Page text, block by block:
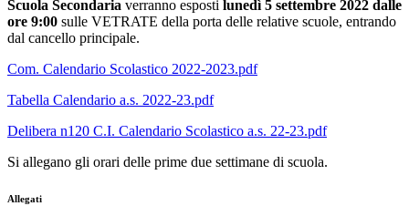
Scuola Secondaria verranno esposti lunedì 5 settembre 2022 dalle
ore 9:00 sulle VETRATE della porta delle relative scuole, entrando
dal cancello principale.
Com. Calendario Scolastico 2022-2023.pdf
Tabella Calendario a.s. 2022-23.pdf
Delibera n120 C.I. Calendario Scolastico a.s. 22-23.pdf
Si allegano gli orari delle prime due settimane di scuola.
Allegati